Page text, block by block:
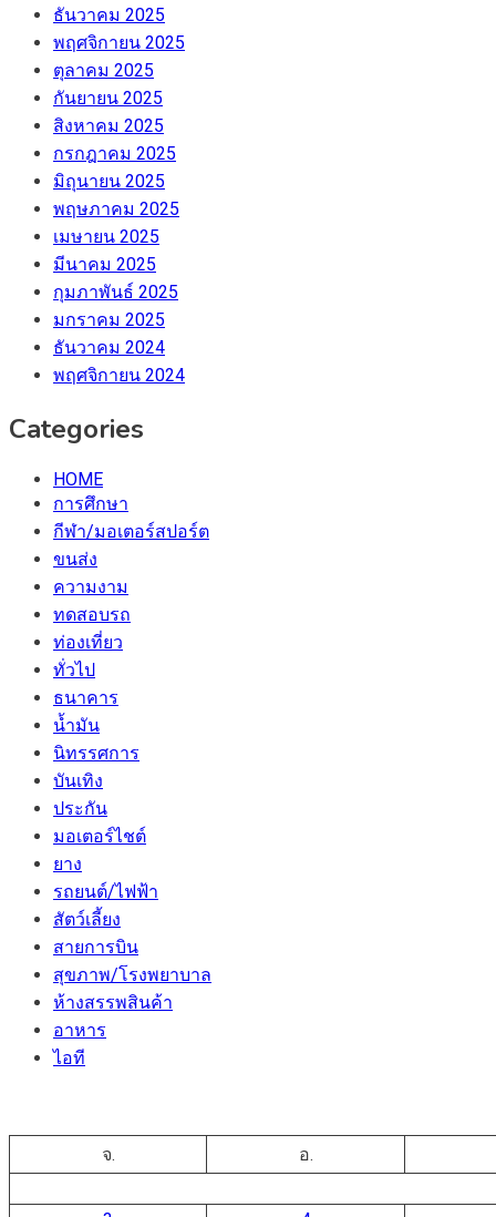
ธันวาคม 2025
พฤศจิกายน 2025
ตุลาคม 2025
กันยายน 2025
สิงหาคม 2025
กรกฎาคม 2025
มิถุนายน 2025
พฤษภาคม 2025
เมษายน 2025
มีนาคม 2025
กุมภาพันธ์ 2025
มกราคม 2025
ธันวาคม 2024
พฤศจิกายน 2024
Categories
HOME
การศึกษา
กีฬา/มอเตอร์สปอร์ต
ขนส่ง
ความงาม
ทดสอบรถ
ท่องเที่ยว
ทั่วไป
ธนาคาร
น้ำมัน
นิทรรศการ
บันเทิง
ประกัน
มอเตอร์ไชต์
ยาง
รถยนต์/ไฟฟ้า
สัตว์เลี้ยง
สายการบิน
สุขภาพ/โรงพยาบาล
ห้างสรรพสินค้า
อาหาร
ไอที
จ. อ.